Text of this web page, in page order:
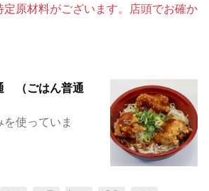
原材料がございます。店頭でお確か
（ごはん普通
使っていま